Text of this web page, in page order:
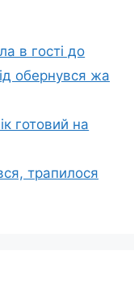
в гості до
обернувся жа
готовий на
трапилося